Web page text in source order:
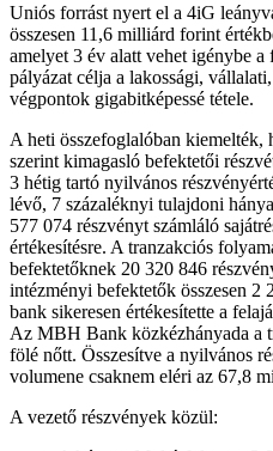
Uniós forrást nyert el a 4iG
összesen 11,6 milliárd forint
amelyet 3 év alatt vehet igénybe a
pályázat célja a lakossági,
végpontok gigabitképessé tétele.
A heti összefoglalóban
szerint kimagasló befektetői
3 hétig tartó nyilvános
lévő, 7 százaléknyi tulajdoni
577 074 részvényt számláló
értékesítésre. A tranzakciós
befektetőknek 20 320 846
intézményi befektetők összesen 2
bank sikeresen értékesítette a
Az MBH Bank közkézhányada a
fölé nőtt. Összesítve a nyilvános
volumene csaknem eléri az 67,8
A vezető részvények közül: